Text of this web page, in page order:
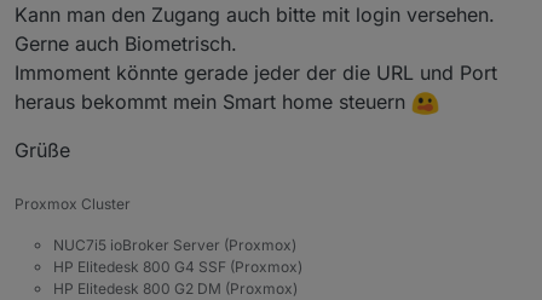
Kann man den Zugang auch bitte mit login versehen.
Gerne auch Biometrisch.
Immoment könnte gerade jeder der die URL und Port
heraus bekommt mein Smart home steuern
Grüße
Proxmox Cluster
NUC7i5 ioBroker Server (Proxmox)
HP Elitedesk 800 G4 SSF (Proxmox)
HP Elitedesk 800 G2 DM (Proxmox)